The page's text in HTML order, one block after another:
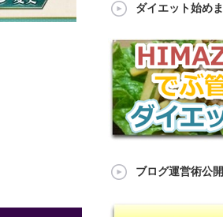
ダイエット始め
ブログ運営術公